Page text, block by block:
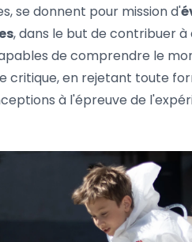
se donnent pour mission d'
, dans le but de contribuer à
de comprendre le
critique, en rejetant toute
à l'épreuve de